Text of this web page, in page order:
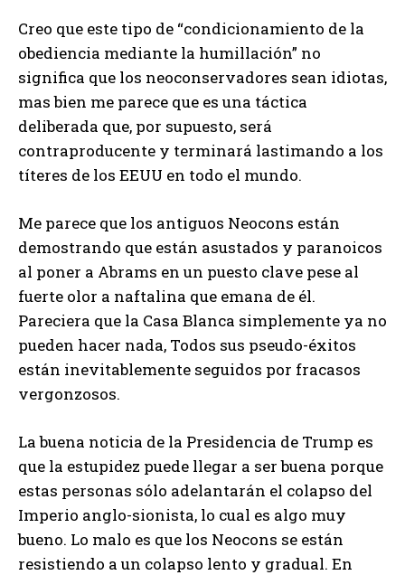
Creo que este tipo de “condicionamiento de la
obediencia mediante la humillación” no
significa que los neoconservadores sean idiotas,
mas bien me parece que es una táctica
deliberada que, por supuesto, será
contraproducente y terminará lastimando a los
títeres de los EEUU en todo el mundo.
Me parece que los antiguos Neocons están
demostrando que están asustados y paranoicos
al poner a Abrams en un puesto clave pese al
fuerte olor a naftalina que emana de él.
Pareciera que la Casa Blanca simplemente ya no
pueden hacer nada, Todos sus pseudo-éxitos
están inevitablemente seguidos por fracasos
vergonzosos.
La buena noticia de la Presidencia de Trump es
que la estupidez puede llegar a ser buena porque
estas personas sólo adelantarán el colapso del
Imperio anglo-sionista, lo cual es algo muy
bueno. Lo malo es que los Neocons se están
resistiendo a un colapso lento y gradual. En